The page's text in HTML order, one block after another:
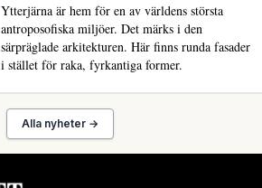
Ytterjärna är hem för en av världens största
antroposofiska miljöer. Det märks i den
särpräglade arkitekturen. Här finns runda fasader
i stället för raka, fyrkantiga former.
Alla nyheter →